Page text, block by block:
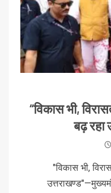
“विकास भी,
बढ़ रहा
"विकास भी,